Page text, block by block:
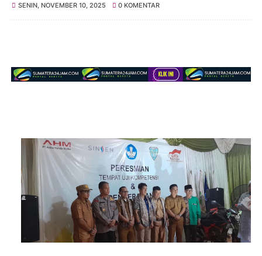
SENIN, NOVEMBER 10, 2025 0 KOMENTAR